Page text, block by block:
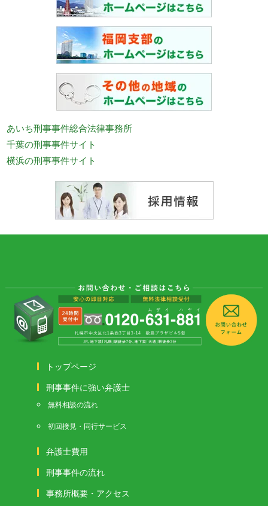
あいち刑事事件総合法律事務所
千葉の刑事事件サイト
横浜の刑事事件サイト
トップページ
刑事事件に強い弁護士
無料相談の流れ
初回接見・同行サービス
弁護士費用
刑事事件の流れ
事務所概要・アクセス